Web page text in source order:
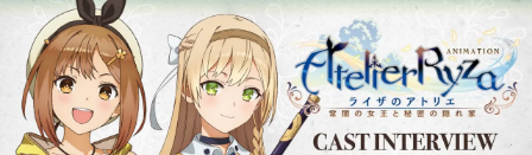
2.5次元 配信・Vtuber トレンド 無料マンガ
最新記事一覧